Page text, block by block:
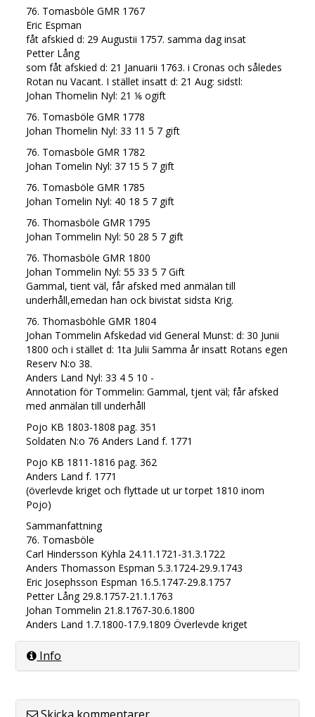
76. Tomasböle GMR 1767
Eric Espman
fåt afskied d: 29 Augustii 1757. samma dag insat
Petter Lång
som fåt afskied d: 21 Januarii 1763. i Cronas och således
Rotan nu Vacant. I stället insatt d: 21 Aug: sidstl:
Johan Thomelin Nyl: 21 ⅙ ogift
76. Tomasböle GMR 1778
Johan Thomelin Nyl: 33 11 5 7 gift
76. Tomasböle GMR 1782
Johan Tomelin Nyl: 37 15 5 7 gift
76. Tomasböle GMR 1785
Johan Tomelin Nyl: 40 18 5 7 gift
76. Thomasböle GMR 1795
Johan Tommelin Nyl: 50 28 5 7 gift
76. Thomasböle GMR 1800
Johan Tommelin Nyl: 55 33 5 7 Gift
Gammal, tient väl, får afsked med anmälan till
underhåll,emedan han ock bivistat sidsta Krig.
76. Thomasböhle GMR 1804
Johan Tommelin Afskedad vid General Munst: d: 30 Junii
1800 och i stället d: 1ta Julii Samma år insatt Rotans egen
Reserv N:o 38.
Anders Land Nyl: 33 4 5 10 -
Annotation för Tommelin: Gammal, tjent väl; får afsked
med anmälan till underhåll
Pojo KB 1803-1808 pag. 351
Soldaten N:o 76 Anders Land f. 1771
Pojo KB 1811-1816 pag. 362
Anders Land f. 1771
(överlevde kriget och flyttade ut ur torpet 1810 inom
Pojo)
Sammanfattning
76. Tomasböle
Carl Hindersson Kÿhla 24.11.1721-31.3.1722
Anders Thomasson Espman 5.3.1724-29.9.1743
Eric Josephsson Espman 16.5.1747-29.8.1757
Petter Lång 29.8.1757-21.1.1763
Johan Tommelin 21.8.1767-30.6.1800
Anders Land 1.7.1800-17.9.1809 Överlevde kriget
Info